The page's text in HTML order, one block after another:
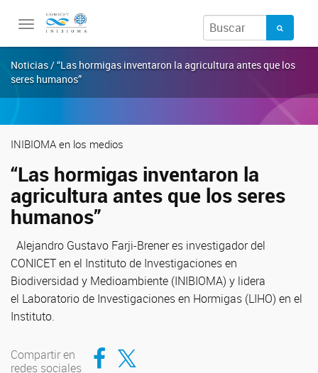
Toggle
Noticias / “Las hormigas inventaron la agricultura antes que los
seres humanos”
INIBIOMA en los medios
“Las hormigas inventaron la
agricultura antes que los seres
humanos”
Alejandro Gustavo Farji-Brener es investigador del
CONICET en el Instituto de Investigaciones en
Biodiversidad y Medioambiente (INIBIOMA) y lidera
el Laboratorio de Investigaciones en Hormigas (LIHO) en el
Instituto.
Compartir en
redes sociales
Compartir en Facebook
Compartir en Twitter